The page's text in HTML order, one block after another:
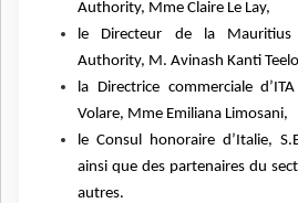
Authority, Mme Claire Le Lay,
le Directeur de la Mauritius
Authority, M. Avinash Kanti
la Directrice commerciale
Volare, Mme Emiliana Limosani,
le Consul honoraire d’Italie,
ainsi que des partenaires du
autres.